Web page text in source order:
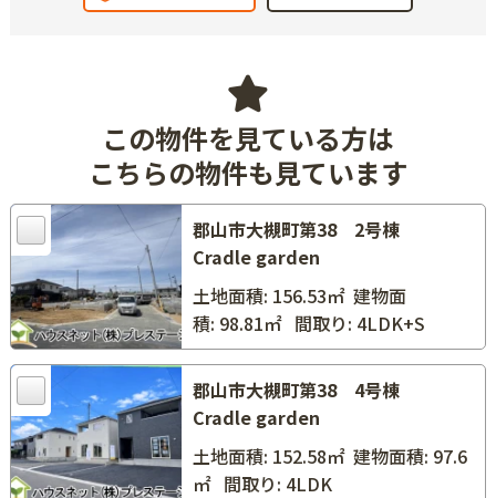
この物件を見ている方は
こちらの物件も見ています
郡山市大槻町第38 2号棟
Cradle garden
土地面積: 156.53㎡建物面
積: 98.81㎡ 間取り: 4LDK+S
郡山市大槻町第38 4号棟
Cradle garden
土地面積: 152.58㎡建物面積: 97.6
㎡ 間取り: 4LDK